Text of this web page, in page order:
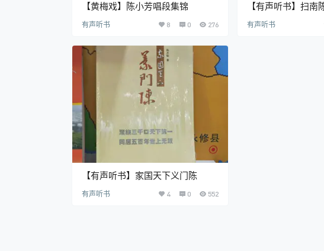
【黄梅戏】陈小芳唱段集锦
有声听书 8 0 276
【有声听书】扫南
有声听书
【有声听书】家国天下义门陈
有声听书 4 0 552